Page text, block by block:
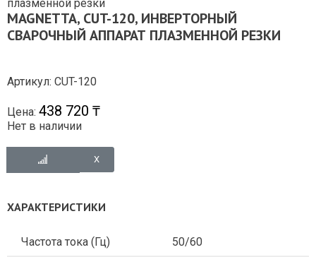
MAGNETTA, CUT-120, ИНВЕРТОРНЫЙ
СВАРОЧНЫЙ АППАРАТ ПЛАЗМЕННОЙ РЕЗКИ
Артикул: CUT-120
Цена: 438 720 ₸
Нет в наличии
ХАРАКТЕРИСТИКИ
Частота тока (Гц) 50/60